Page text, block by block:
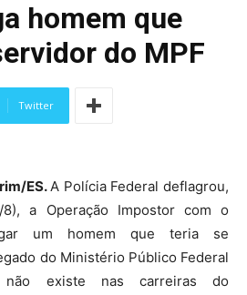
homem que
do MPF
Twitter
ES.A Polícia Federal deflagrou,
a Operação Impostor com o
um homem que teria se
do Ministério Público Federal
existe nas carreiras do